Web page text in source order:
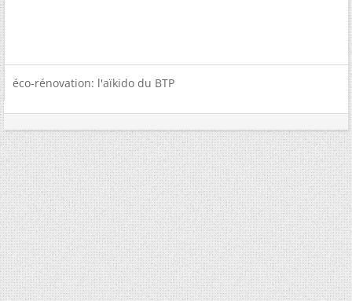
éco-rénovation: l'aïkido du BTP